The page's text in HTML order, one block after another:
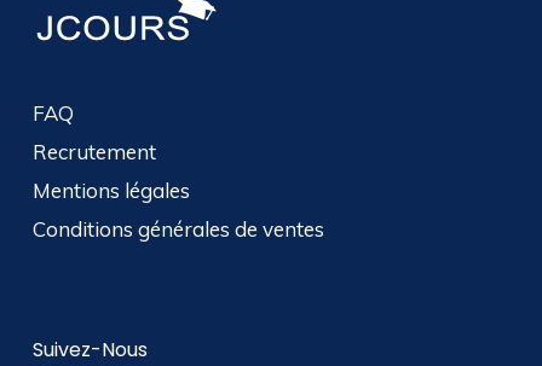
FAQ
Recrutement
Mentions légales
Conditions générales de ventes
Suivez-Nous